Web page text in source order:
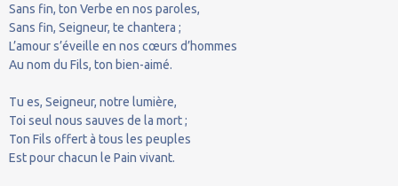
Sans fin, ton Verbe en nos paroles,
Sans fin, Seigneur, te chantera ;
L’amour s’éveille en nos cœurs d’hommes
Au nom du Fils, ton bien-aimé.
Tu es, Seigneur, notre lumière,
Toi seul nous sauves de la mort ;
Ton Fils offert à tous les peuples
Est pour chacun le Pain vivant.